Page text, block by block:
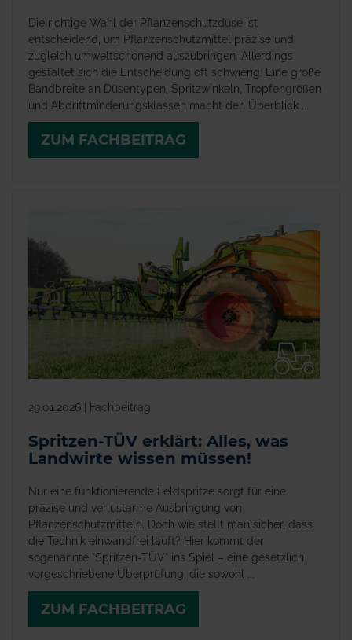
Die richtige Wahl der Pflanzenschutzdüse ist
entscheidend, um Pflanzenschutzmittel präzise und
zugleich umweltschonend auszubringen. Allerdings
gestaltet sich die Entscheidung oft schwierig: Eine große
Bandbreite an Düsentypen, Spritzwinkeln, Tropfengrößen
und Abdriftminderungsklassen macht den Überblick ...
ZUM FACHBEITRAG
29.01.2026 | Fachbeitrag
Spritzen-TÜV erklärt: Alles, was
Landwirte wissen müssen!
Nur eine funktionierende Feldspritze sorgt für eine
präzise und verlustarme Ausbringung von
Pflanzenschutzmitteln. Doch wie stellt man sicher, dass
die Technik einwandfrei läuft? Hier kommt der
sogenannte "Spritzen-TÜV" ins Spiel – eine gesetzlich
vorgeschriebene Überprüfung, die sowohl ...
ZUM FACHBEITRAG